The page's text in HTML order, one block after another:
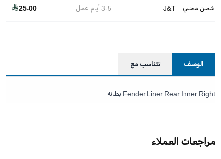
شحن محلي – J&T 3-5أيام عمل 25.00
الوصف تتناسب مع
Fender Liner Rear Inner Right بطانه
مراجعات العملاء